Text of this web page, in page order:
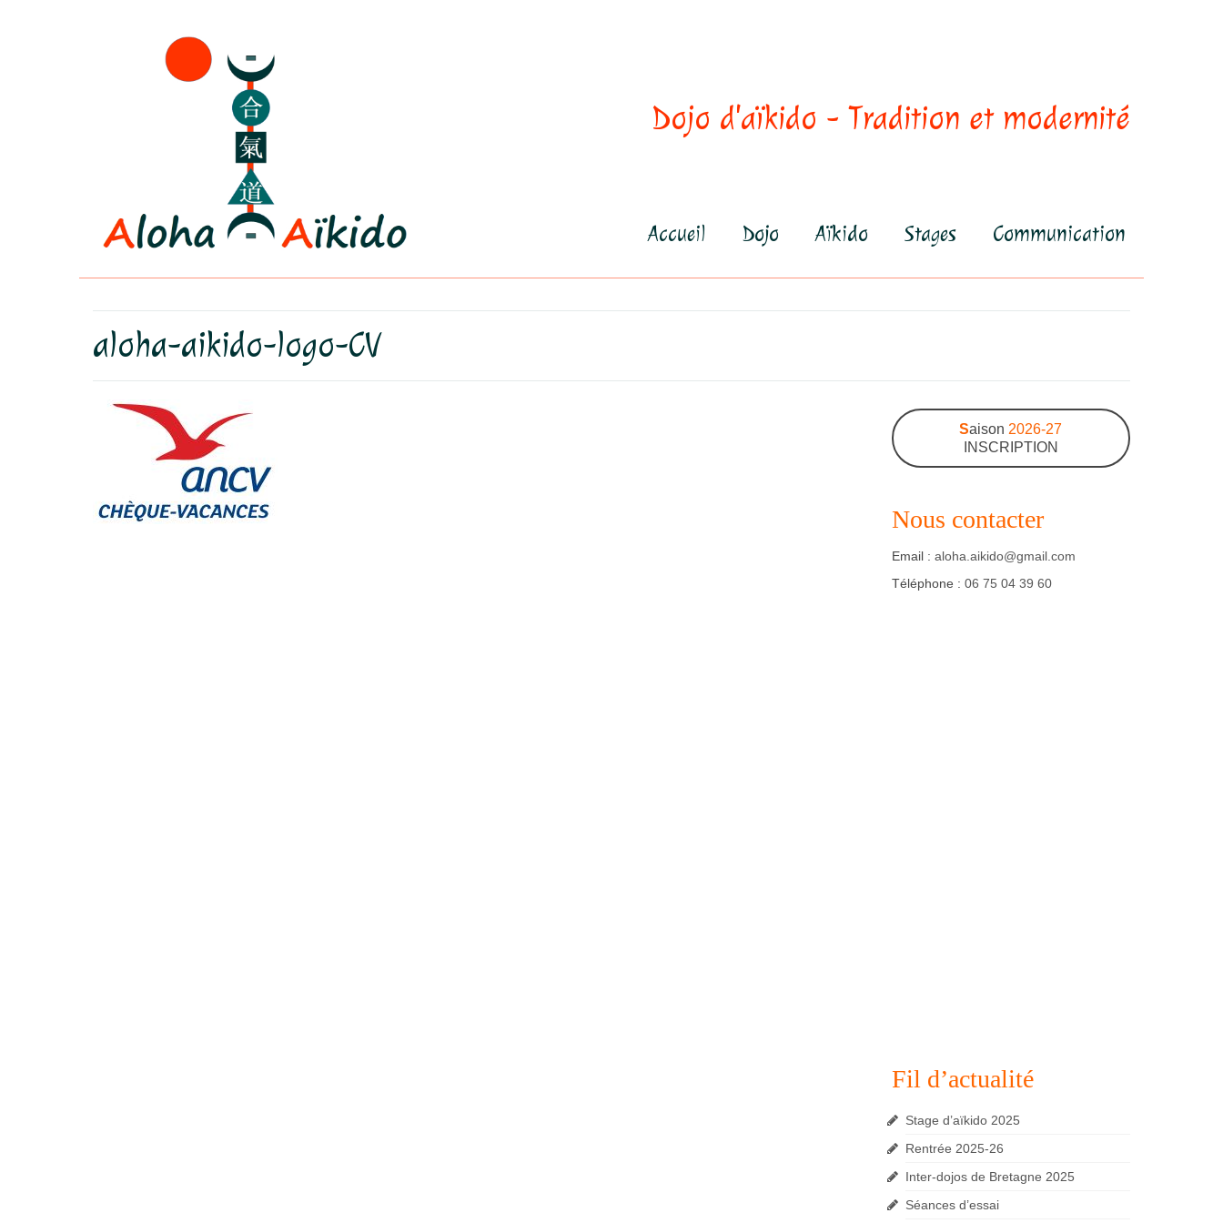
Accueil Dojo Aïkido Stages Communication
Dojo d'aïkido - Tradition et modernité
aloha-aikido-logo-CV
Saison 2026-27
INSCRIPTION
Nous contacter
Email : aloha.aikido@gmail.com
Téléphone : 06 75 04 39 60
Fil d’actualité
Stage d’aïkido 2025
Rentrée 2025-26
Inter-dojos de Bretagne 2025
Séances d’essai